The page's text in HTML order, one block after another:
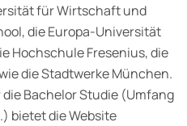
für Wirtschaft und
die Europa-Universität
Hochschule Fresenius, die
die Stadtwerke München.
Bachelor Studie (Umfang
bietet die Website